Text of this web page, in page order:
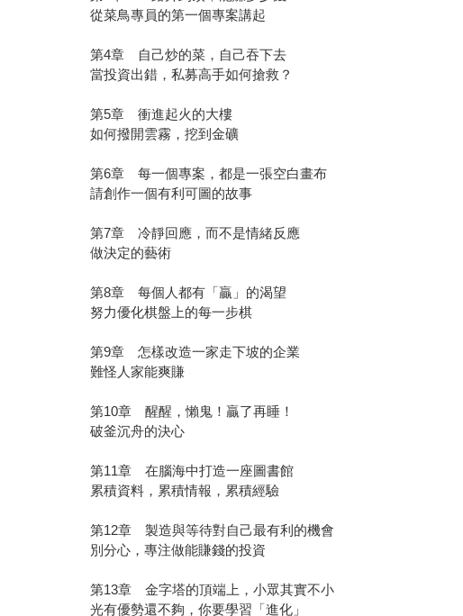
從菜鳥專員的第一個專案講起
第4章 自己炒的菜，自己吞下去
當投資出錯，私募高手如何搶救？
第5章 衝進起火的大樓
如何撥開雲霧，挖到金礦
第6章 每一個專案，都是一張空白畫布
請創作一個有利可圖的故事
第7章 冷靜回應，而不是情緒反應
做決定的藝術
第8章 每個人都有「贏」的渴望
努力優化棋盤上的每一步棋
第9章 怎樣改造一家走下坡的企業
難怪人家能爽賺
第10章 醒醒，懶鬼！贏了再睡！
破釜沉舟的決心
第11章 在腦海中打造一座圖書館
累積資料，累積情報，累積經驗
第12章 製造與等待對自己最有利的機會
別分心，專注做能賺錢的投資
第13章 金字塔的頂端上，小眾其實不小
光有優勢還不夠，你要學習「進化」